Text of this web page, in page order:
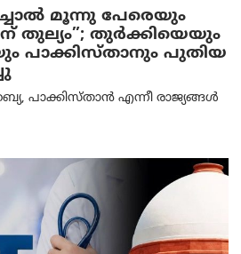
മൂന്നു പേരെയും
തുല്യം”; തുർക്കിയെയും
പാക്കിസ്താനും പുതിയ
പാക്കിസ്താന്‍ എന്നീ രാജ്യങ്ങൾ